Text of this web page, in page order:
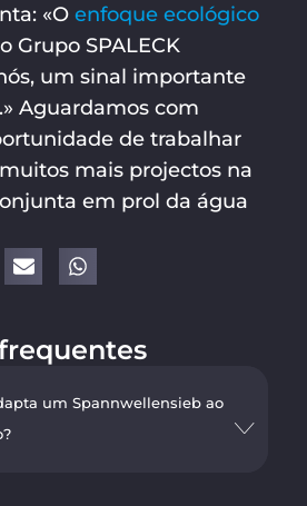
«O enfoque ecológico
Grupo SPALECK
um sinal importante
Aguardamos com
de trabalhar
mais projectos na
em prol da água
um Spannwellensieb ao